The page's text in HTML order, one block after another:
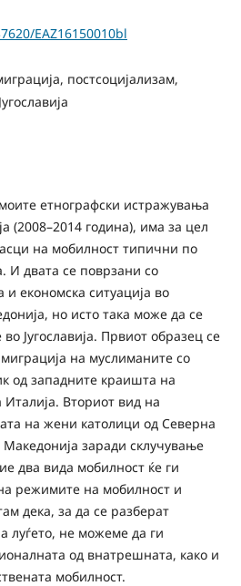
EAZ16150010bl
постсоцијализам,
етнографски истражувања
(2008–2014 година), има за цел
на мобилност типични по
И двата се поврзани со
економска ситуација во
но исто така може да се
Југославија. Првиот образец се
на муслиманите со
од западните краишта на
Вториот вид на
на жени католици од Северна
заради склучување
два вида мобилност ќе ги
режимите на мобилност и
дека, за да се разберат
луѓето, не можеме да ги
од внатрешната, како и
мобилност.